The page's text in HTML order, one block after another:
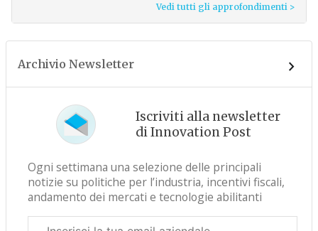
Vedi tutti gli approfondimenti >
Archivio Newsletter
Iscriviti alla newsletter
di Innovation Post
Ogni settimana una selezione delle principali
notizie su politiche per l’industria, incentivi fiscali,
andamento dei mercati e tecnologie abilitanti